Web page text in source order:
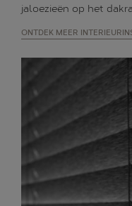
jaloezieën op het
ONTDEK MEER